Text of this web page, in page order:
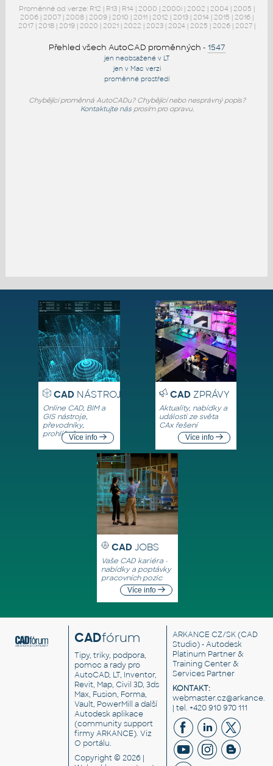
Proměnné od verze: R12 | R13 | R14 | 2000 | 2000i | 2002 | 2004 | 2005 |
2006 | 2007 | 2008 | 2009 | 2010 | 2011 | 2012 | 2013 | 2014 | 2015 | 2016 |
2017 | 2018 | 2019 | 2020 | 2021 | 2022 | 2023 | 2024 | 2025 | 2026 | 2027 |
Přehled všech AutoCAD proměnných - 1547
jen neobsažené v LT
jen v Mac verzi
proměnné prostředí
Chybějící proměnná AutoCADu? Chybějící nebo nesprávný popis?
Kontaktujte násprosím pro opravu.
CADNÁSTROJE
Online CAD, BIM a
GIS nástroje,
převodníky,
prohlížečeVíce info
CADZPRÁVY
Aktuality, nabídky a
události ze světa
CAx řešení
Více info
CAD JOBS
Vaše CAD kariéra -
nabídky a poptávky
pracovních pozic
Více info
CADfórum
Tipy, triky, podpora,
pomoc a rady pro
AutoCAD, LT, Inventor,
Revit, Map, Civil 3D, 3ds
Max, Fusion, Forma,
Vault, PowerMill a další
Autodesk aplikace
(community support
firmy ARKANCE). Viz
O portálu.
Copyright © 2026 |
ARKANCE CZ/SK(CAD
Studio) - Autodesk
Platinum Partner &
Training Center &
Services Partner
KONTAKT:
| tel. +420 910 970 111